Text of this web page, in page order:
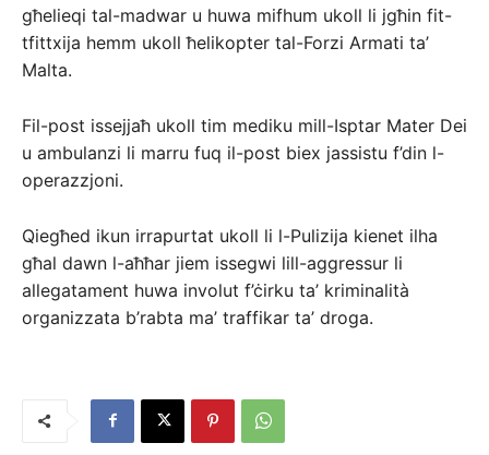
għelieqi tal-madwar u huwa mifhum ukoll li jgħin fit-
tfittxija hemm ukoll ħelikopter tal-Forzi Armati ta’
Malta.
Fil-post issejjaħ ukoll tim mediku mill-Isptar Mater Dei
u ambulanzi li marru fuq il-post biex jassistu f’din l-
operazzjoni.
Qiegħed ikun irrapurtat ukoll li l-Pulizija kienet ilha
għal dawn l-aħħar jiem issegwi lill-aggressur li
allegatament huwa involut f’ċirku ta’ kriminalità
organizzata b’rabta ma’ traffikar ta’ droga.